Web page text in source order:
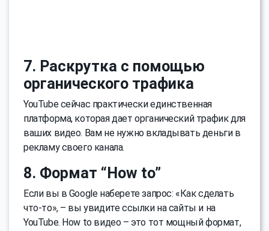
7. Раскрутка с помощью
органического трафика
YouTube сейчас практически единственная
платформа, которая дает органический трафик для
ваших видео. Вам не нужно вкладывать деньги в
рекламу своего канала.
8. Формат “How to”
Если вы в Google наберете запрос: «Как сделать
что-то», – вы увидите ссылки на сайты и на
YouTube. How to видео – это тот мощный формат,